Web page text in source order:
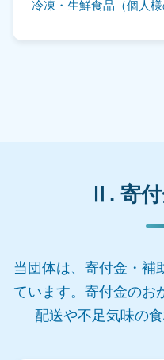
冷凍・生鮮食品（個人様
Ⅱ. 寄
当団体は、寄付金・補
ています。 寄付金のお
配送や不足気味の